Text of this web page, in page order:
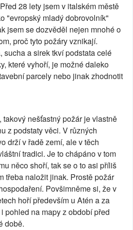
28 lety jsem v italském městě
"evropský mladý dobrovolník"
jsem se dozvěděl nejen mnohé o
proč tyto požáry vznikají.
sucha a sirek tkví podstata celé
které vyhoří, je možné daleko
parcely nebo jinak zhodnotit
nešťastný požár je vlastně
z podstaty věci. V různých
drží v řadě zemí, ale v těch
tradici. Je to chápáno v tom
něco shoří, tak se o to asi příliš
třeba naložit jinak. Prostě požár
Povšimněme si, že v
hoří především u Atén a za
pohled na mapy z období před
době.